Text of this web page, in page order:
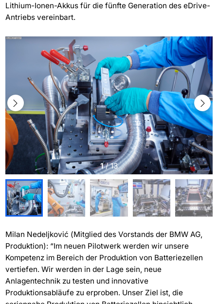
Lithium-Ionen-Akkus für die fünfte Generation des eDrive-
Antriebs vereinbart.
1/13
Milan Nedeljković (Mitglied des Vorstands der BMW AG,
Produktion): “Im neuen Pilotwerk werden wir unsere
Kompetenz im Bereich der Produktion von Batteriezellen
vertiefen. Wir werden in der Lage sein, neue
Anlagentechnik zu testen und innovative
Produktionsabläufe zu erproben. Unser Ziel ist, die